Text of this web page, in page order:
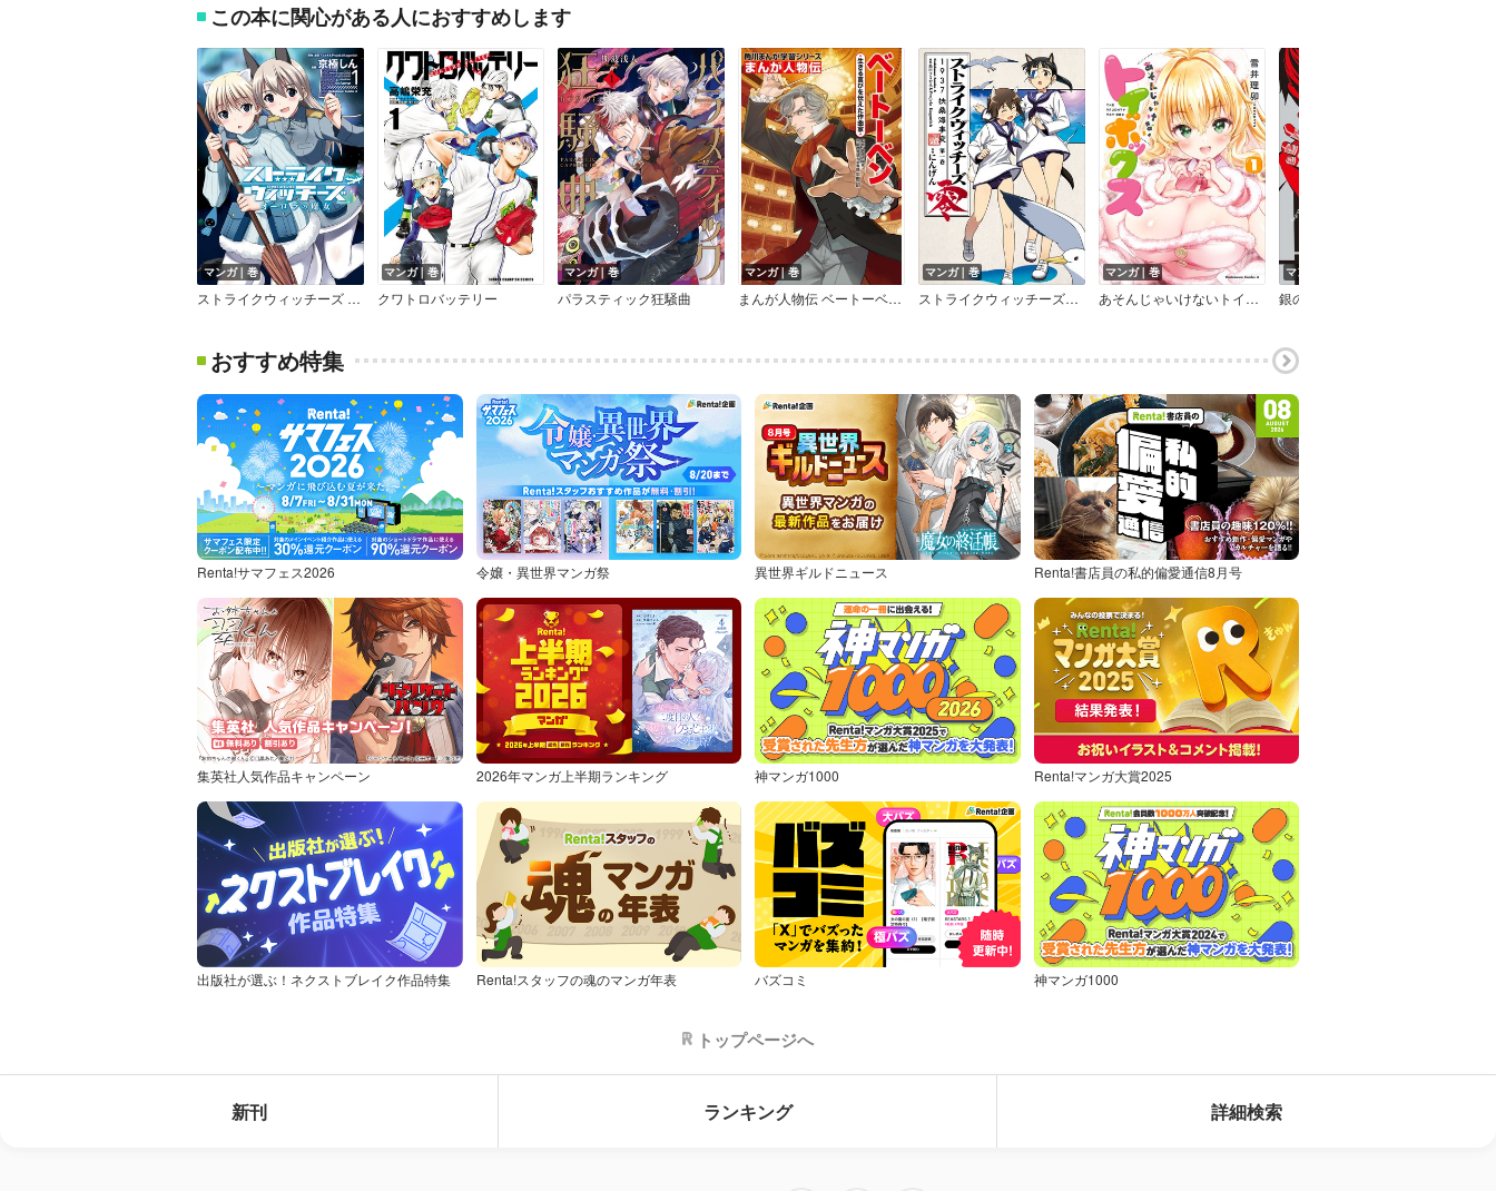
この本に関心がある人におすすめします
マンガ｜巻
ストライクウィッチーズ オーロラの魔女
マンガ｜巻
クワトロバッテリー
マンガ｜巻
パラスティック狂騒曲
マンガ｜巻
まんが人物伝 ベートーベン 生きる喜びを伝えた作曲家
マンガ｜巻
ストライクウィッチーズ零 1937 扶桑海事変
マンガ｜巻
あそんじゃいけないトイボックス
マンガ｜巻
銀のヴェンデッタ
おすすめ特集
Renta!サマフェス2026 令嬢・異世界マンガ祭 異世界ギルドニュース Renta!書店員の私的偏愛通信8月号
集英社人気作品キャンペーン 2026年マンガ上半期ランキング 神マンガ1000 Renta!マンガ大賞2025
出版社が選ぶ！ネクストブレイク作品特集 Renta!スタッフの魂のマンガ年表 バズコミ 神マンガ1000
トップページへ
新刊 ランキング 詳細検索